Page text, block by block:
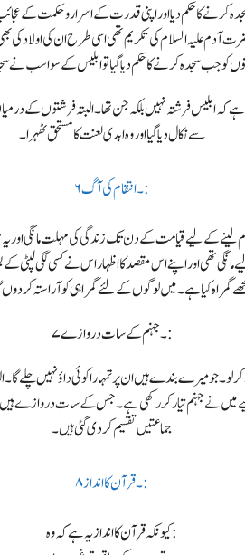
آدم علیہ السلام کی تکریم تھی اسی طرح ان کی اولاد کی
کو جب سجدہ کرنے کا حکم دیا گیا تو ابلیس کے سوا سب نے
کہ ابلیس فرشتہ نہیں بلکہ جن تھا۔ البتہ فرشتوں کے
سے نکال دیا گیا اور وہ ابدی لعنت کا مستحق ٹھہرا۔
۶۔ انتقام کی آگ:
کے لیے قیامت کے دن تک زندگی کی مہلت مانگی اور
گمراہ کیاہے۔ میں لوگوں کے لئے گمراہی کو آراستہ کر
۷۔ جہنم کے سات دروازے:
کرلو۔ جو میرے بندے ہیں ان پر تمہارا کوئی داؤنہیں چلے
میں نے جہنم تیار کر رکھی ہے۔ جس کے سات دروازے
جماعتیں تقسیم کر دی گئی ہیں۔
۸۔ قرآن کا انداز:
کیونکہ قرآن کا انداز یہ ہے کہ وہ: